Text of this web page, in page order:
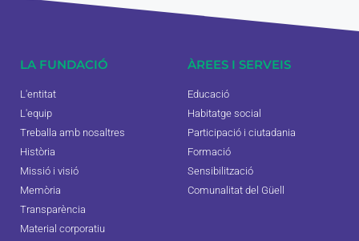
LA FUNDACIÓ
L'entitat
L'equip
Treballa amb nosaltres
Història
Missió i visió
Memòria
Transparència
Material corporatiu
ÀREES I SERVEIS
Educació
Habitatge social
Participació i ciutadania
Formació
Sensibilització
Comunalitat del Güell